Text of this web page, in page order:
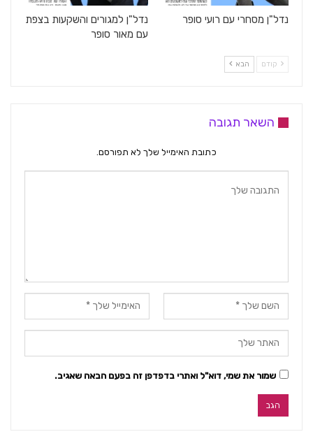
נדל"ן מסחרי עם רועי סופר
נדל"ן למגורים והשקעות בצפת
עם מאור סופר
קודם הבא
השאר תגובה
כתובת האימייל שלך לא תפורסם.
שמור את שמי, דוא"ל ואתרי בדפדפן זה בפעם הבאה שאגיב.